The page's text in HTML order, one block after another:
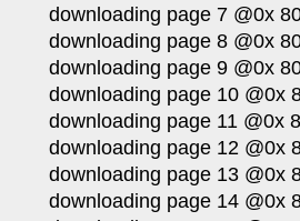
downloading page 7 @0x
downloading page 8 @0x
downloading page 9 @0x
downloading page 10 @0x
downloading page 11 @0x
downloading page 12 @0x
downloading page 13 @0x
downloading page 14 @0x